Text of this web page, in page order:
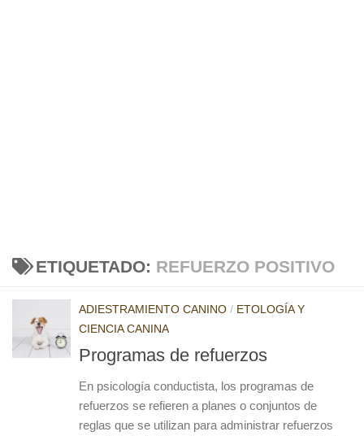
ETIQUETADO: REFUERZO POSITIVO
ADIESTRAMIENTO CANINO / ETOLOGÍA Y
CIENCIA CANINA
Programas de refuerzos
En psicología conductista, los programas de
refuerzos se refieren a planes o conjuntos de
reglas que se utilizan para administrar refuerzos